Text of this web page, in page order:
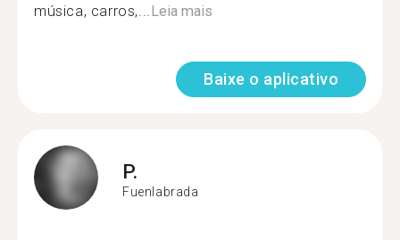
música, carros,...Leia mais
Baixe o aplicativo
P.
Fuenlabrada